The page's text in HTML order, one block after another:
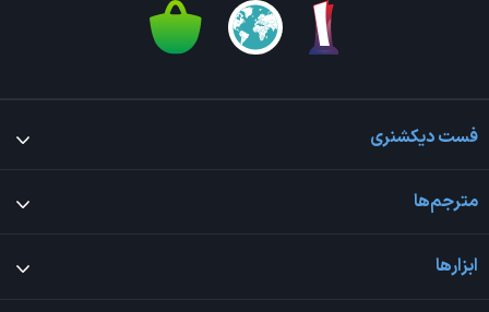
فست دیکشنری
مترجم‌ها
ابزارها